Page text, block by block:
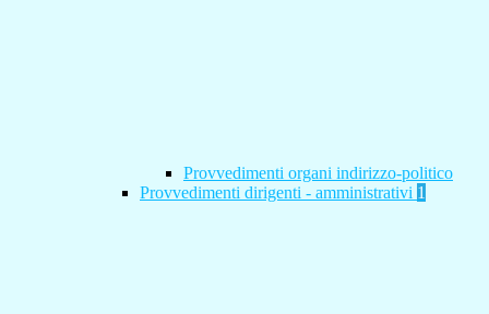
Provvedimenti organi indirizzo-politico
Provvedimenti dirigenti - amministrativi 1